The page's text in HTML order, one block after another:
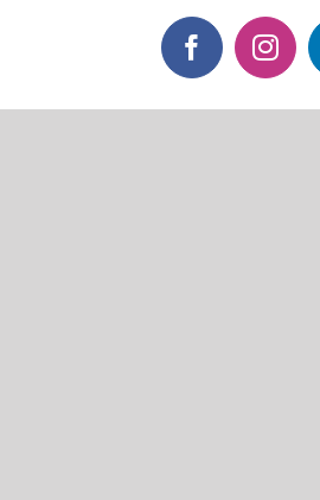
Facebook